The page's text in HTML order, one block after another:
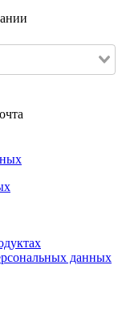
данных